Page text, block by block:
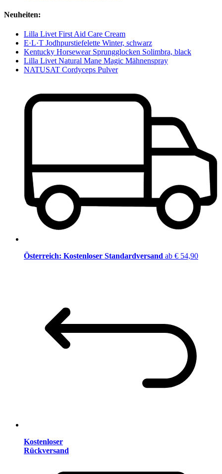
Neuheiten:
Lilla Livet First Aid Care Cream
E·L·T Jodhpurstiefelette Winter, schwarz
Kentucky Horsewear Sprungglocken Solimbra, black
Lilla Livet Natural Mane Magic Mähnenspray
NATUSAT Cordyceps Pulver
Österreich: Kostenloser Standardversand ab € 54,90
Kostenloser
Rückversand